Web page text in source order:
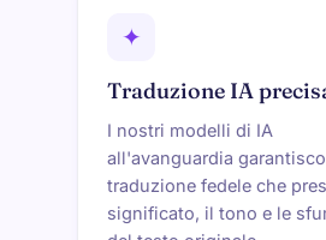
✦
Traduzione IA
I nostri modelli di IA
all'avanguardia
traduzione fedele che
significato, il tono e le